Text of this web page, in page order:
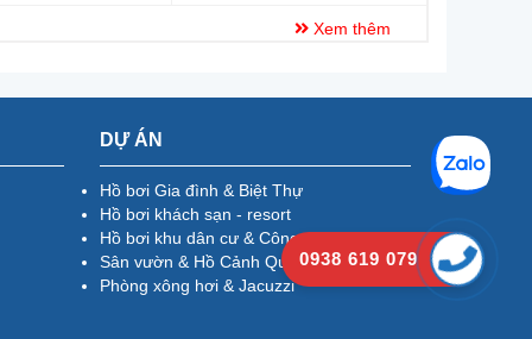
Xem thêm
DỰ ÁN
Hồ bơi Gia đình & Biệt Thự
Hồ bơi khách sạn - resort
Hồ bơi khu dân cư & Công cộng
Sân vườn & Hồ Cảnh Quan
Phòng xông hơi & Jacuzzi
0938 619 079